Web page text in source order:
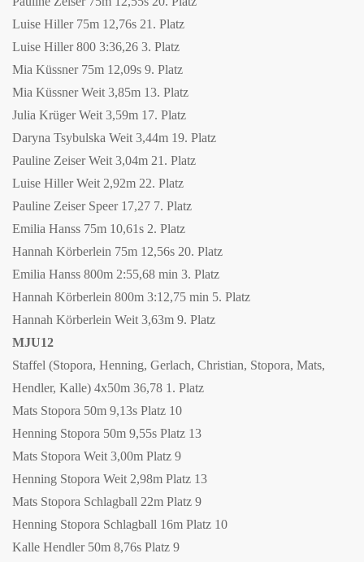
Luise Hiller 75m 12,76s 21. Platz
Luise Hiller 800 3:36,26 3. Platz
Mia Küssner 75m 12,09s 9. Platz
Mia Küssner Weit 3,85m 13. Platz
Julia Krüger Weit 3,59m 17. Platz
Daryna Tsybulska Weit 3,44m 19. Platz
Pauline Zeiser Weit 3,04m 21. Platz
Luise Hiller Weit 2,92m 22. Platz
Pauline Zeiser Speer 17,27 7. Platz
Emilia Hanss 75m 10,61s 2. Platz
Hannah Körberlein 75m 12,56s 20. Platz
Emilia Hanss 800m 2:55,68 min 3. Platz
Hannah Körberlein 800m 3:12,75 min 5. Platz
Hannah Körberlein Weit 3,63m 9. Platz
MJU12
Staffel (Stopora, Henning, Gerlach, Christian, Stopora, Mats,
Hendler, Kalle) 4x50m 36,78 1. Platz
Mats Stopora 50m 9,13s Platz 10
Henning Stopora 50m 9,55s Platz 13
Mats Stopora Weit 3,00m Platz 9
Henning Stopora Weit 2,98m Platz 13
Mats Stopora Schlagball 22m Platz 9
Henning Stopora Schlagball 16m Platz 10
Kalle Hendler 50m 8,76s Platz 9